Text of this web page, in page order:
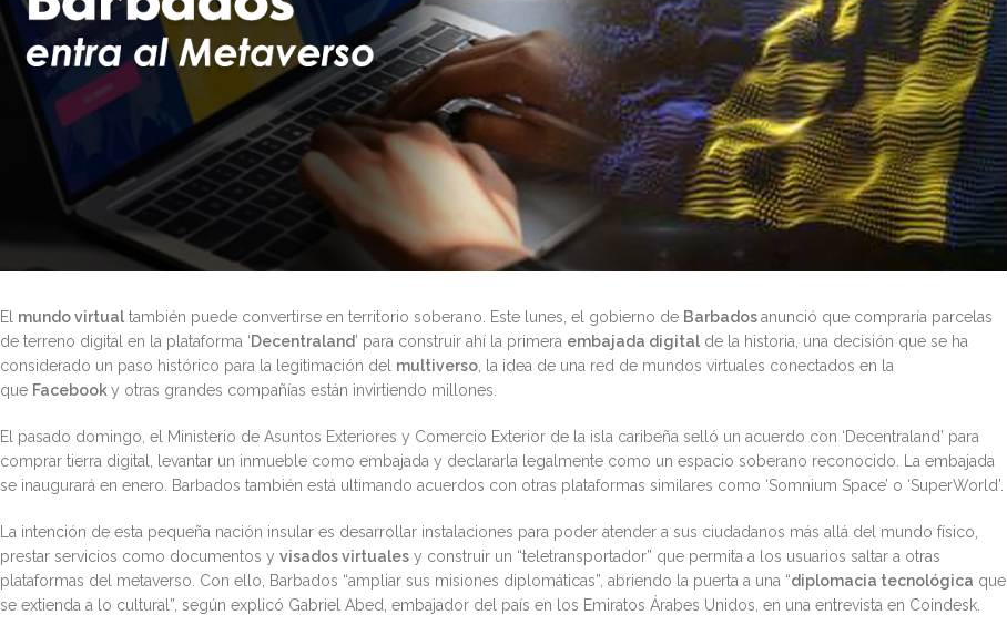
El mundo virtual también puede convertirse en territorio soberano. Este lunes, el gobierno de Barbadosanunció que compraría parcelas
de terreno digital en la plataforma ‘Decentraland’ para construir ahí la primera embajada digital de la historia, una decisión que se ha
considerado un paso histórico para la legitimación del multiverso , la idea de una red de mundos virtuales conectados en la
que Facebooky otras grandes compañías están invirtiendo millones.
El pasado domingo, el Ministerio de Asuntos Exteriores y Comercio Exterior de la isla caribeña selló un acuerdo con ‘Decentraland’ para
comprar tierra digital, levantar un inmueble como embajada y declararla legalmente como un espacio soberano reconocido. La embajada
se inaugurará en enero. Barbados también está ultimando acuerdos con otras plataformas similares como ‘Somnium Space’ o ‘SuperWorld’.
La intención de esta pequeña nación insular es desarrollar instalaciones para poder atender a sus ciudadanos más allá del mundo físico,
prestar servicios como documentos y visados virtuales y construir un “teletransportador” que permita a los usuarios saltar a otras
plataformas del metaverso. Con ello, Barbados “ampliar sus misiones diplomáticas”, abriendo la puerta a una “diplomacia tecnológica que
se extienda a lo cultural”, según explicó Gabriel Abed, embajador del país en los Emiratos Árabes Unidos, en una entrevista en Coindesk.